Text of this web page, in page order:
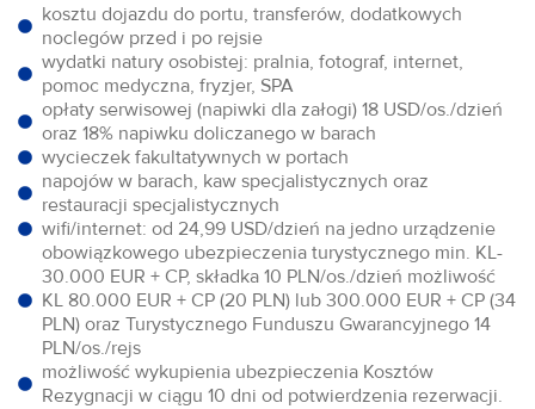
kosztu dojazdu do portu, transferów, dodatkowych
noclegów przed i po rejsie
wydatki natury osobistej: pralnia, fotograf, internet,
pomoc medyczna, fryzjer, SPA
opłaty serwisowej (napiwki dla załogi) 18 USD/os./dzień
oraz 18% napiwku doliczanego w barach
wycieczek fakultatywnych w portach
napojów w barach, kaw specjalistycznych oraz
restauracji specjalistycznych
wifi/internet: od 24,99 USD/dzień na jedno urządzenie
obowiązkowego ubezpieczenia turystycznego min. KL-
30.000 EUR + CP, składka 10 PLN/os./dzień możliwość
KL 80.000 EUR + CP (20 PLN) lub 300.000 EUR + CP (34
PLN) oraz Turystycznego Funduszu Gwarancyjnego 14
PLN/os./rejs
możliwość wykupienia ubezpieczenia Kosztów
Rezygnacji w ciągu 10 dni od potwierdzenia rezerwacji.